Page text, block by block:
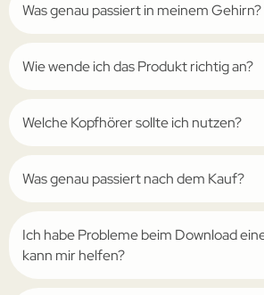
Was genau passiert in meinem Gehirn?
Wie wende ich das Produkt richtig an?
Welche Kopfhörer sollte ich nutzen?
Was genau passiert nach dem Kauf?
Ich habe Probleme beim Download
kann mir helfen?